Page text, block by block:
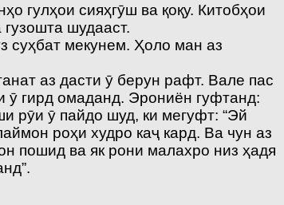
гулҳои сияҳгӯш ва қоқу. Китобҳои
шудааст.
мекунем. Ҳоло ман аз
аз дасти ӯ берун рафт. Вале пас
ӯ гирд омаданд. Эрониён гуфтанд:
рӯи ӯ пайдо шуд, ки мегуфт: “Эй
роҳи худро каҷ кард. Ва чун аз
пошид ва як рони малахро низ ҳадя